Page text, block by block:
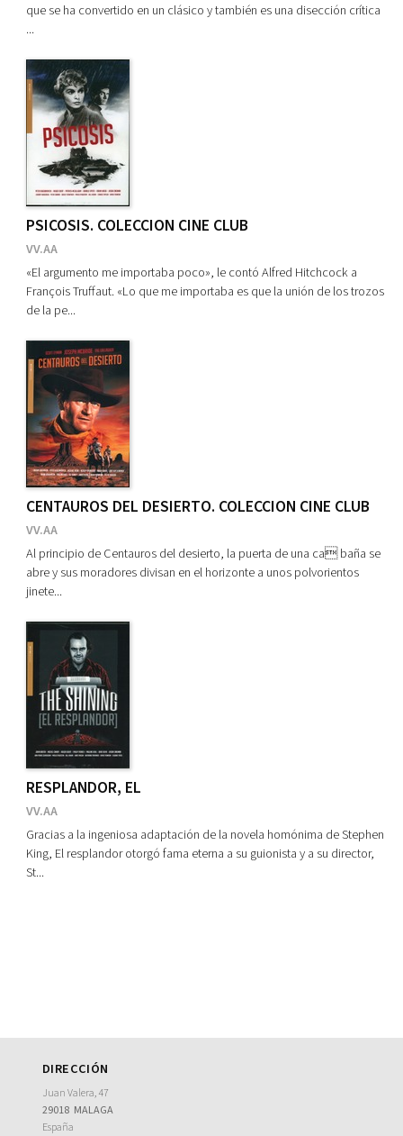
que se ha convertido en un clásico y también es una disección crítica
...
PSICOSIS. COLECCION CINE CLUB
VV.AA
«El argumento me importaba poco», le contó Alfred Hitchcock a
François Truffaut. «Lo que me importaba es que la unión de los trozos
de la pe...
CENTAUROS DEL DESIERTO. COLECCION CINE CLUB
VV.AA
Al principio de Centauros del desierto, la puerta de una ca baña se
abre y sus moradores divisan en el horizonte a unos polvorientos
jinete...
RESPLANDOR, EL
VV.AA
Gracias a la ingeniosa adaptación de la novela homónima de Stephen
King, El resplandor otorgó fama eterna a su guionista y a su director,
St...
DIRECCIÓN
Juan Valera, 47
29018 MALAGA
España